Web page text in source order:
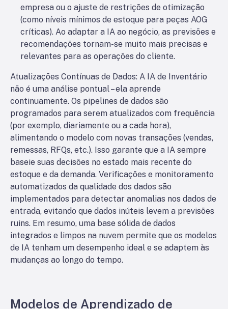
empresa ou o ajuste de restrições de otimização
(como níveis mínimos de estoque para peças AOG
críticas). Ao adaptar a IA ao negócio, as previsões e
recomendações tornam-se muito mais precisas e
relevantes para as operações do cliente.
Atualizações Contínuas de Dados: A IA de Inventário
não é uma análise pontual – ela aprende
continuamente. Os pipelines de dados são
programados para serem atualizados com frequência
(por exemplo, diariamente ou a cada hora),
alimentando o modelo com novas transações (vendas,
remessas, RFQs, etc.). Isso garante que a IA sempre
baseie suas decisões no estado mais recente do
estoque e da demanda. Verificações e monitoramento
automatizados da qualidade dos dados são
implementados para detectar anomalias nos dados de
entrada, evitando que dados inúteis levem a previsões
ruins. Em resumo, uma base sólida de dados
integrados e limpos na nuvem permite que os modelos
de IA tenham um desempenho ideal e se adaptem às
mudanças ao longo do tempo.
Modelos de Aprendizado de